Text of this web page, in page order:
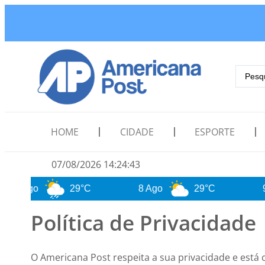
HOME CIDADE ESPORTE
07/08/2026 14:24:44
29°C 8 Ago 29°C 9
Política de Privacidade
O Americana Post respeita a sua privacidade e